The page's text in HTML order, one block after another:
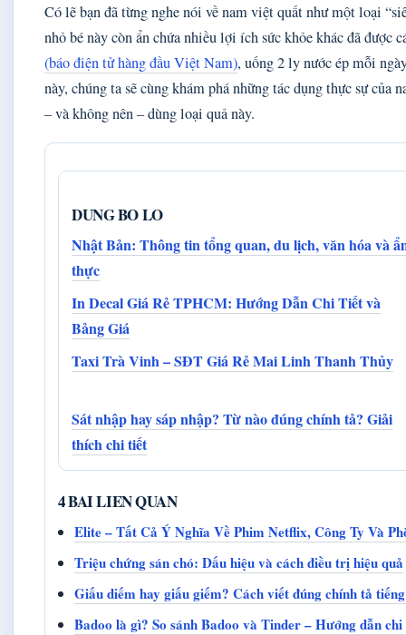
Có lẽ bạn đã từng nghe nói về nam việt quất như một loại
nhỏ bé này còn ẩn chứa nhiều lợi ích sức khỏe khác đã
(báo điện tử hàng đầu Việt Nam), uống 2 ly nước ép mỗi
này, chúng ta sẽ cùng khám phá những tác dụng thực sự
– và không nên – dùng loại quả này.
DUNG BO LO
Nhật Bản: Thông tin tổng quan, du lịch, văn hóa và
thực
In Decal Giá Rẻ TPHCM: Hướng Dẫn Chi Tiết và
Bảng Giá
Taxi Trà Vinh – SĐT Giá Rẻ Mai Linh Thanh Thủy
Sát nhập hay sáp nhập? Từ nào đúng chính tả? Giải
thích chi tiết
4 BAI LIEN QUAN
Elite – Tất Cả Ý Nghĩa Về Phim Netflix, Công Ty Và
Triệu chứng sán chó: Dấu hiệu và cách điều trị hiệu quả
Giấu diếm hay giấu giếm? Cách viết đúng chính tả
Badoo là gì? So sánh Badoo và Tinder – Hướng dẫn